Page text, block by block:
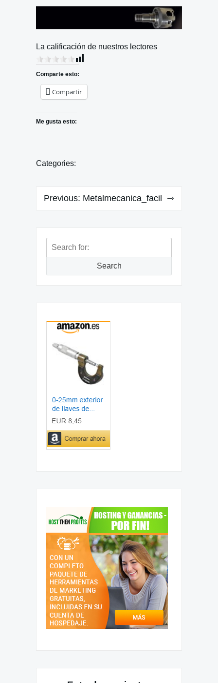
La calificación de nuestros lectores
Comparte esto:
Compartir
Me gusta esto:
Categories:
Navegación
Previous: Metalmecanica_facil
Search
Search